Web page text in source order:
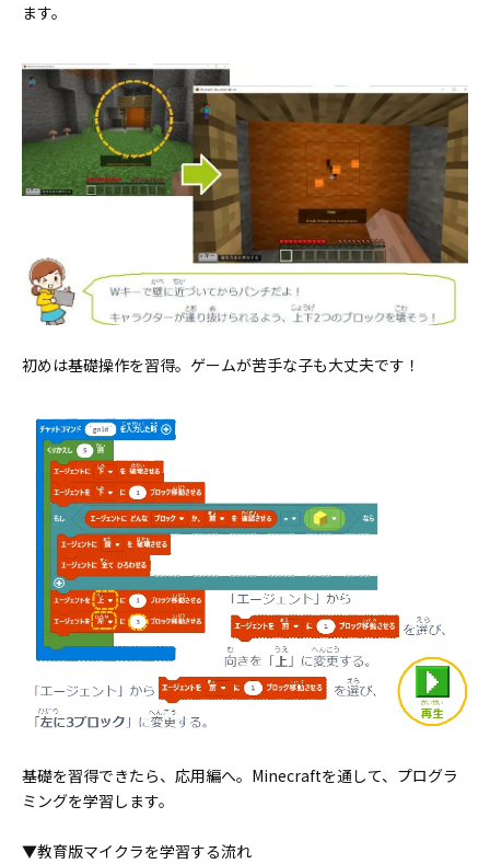
ます。
初めは基礎操作を習得。ゲームが苦手な子も大丈夫です！
基礎を習得できたら、応用編へ。Minecraftを通して、プログラ
ミングを学習します。
▼教育版マイクラを学習する流れ